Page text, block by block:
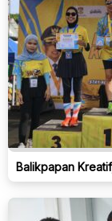
Balikpapan